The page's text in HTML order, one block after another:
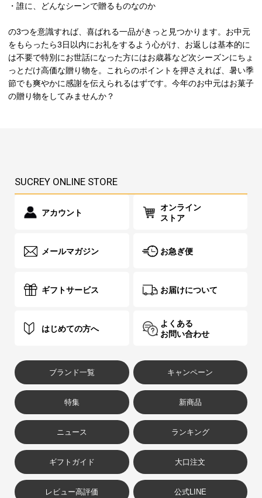
・誰に、どんなシーンで贈るものなのか
の3つを意識すれば、喜ばれる一品がきっと見つかります。お中元
をもらったら3日以内にお礼をするよう心がけ、お返しは基本的に
は不要で特別にお世話になった方にはお歳暮など次シーズンにちょ
っとだけ高価な贈り物を。これらのポイントを押さえれば、暑い季
節でも爽やかに感謝を伝えられるはずです。今年のお中元はお菓子
の贈り物をしてみませんか？
SUCREY ONLINE STORE
アカウント
オンライン
ストア
メールマガジン お急ぎ便
ギフトサービス お届けについて
はじめての方へ
よくある
お問い合わせ
ブランド一覧 キャンペーン
特集 新商品
ニュース ランキング
ギフトガイド 大口注文
レビュー高評価 公式LINE